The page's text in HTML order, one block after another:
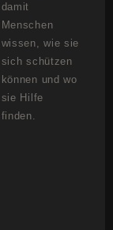
damit
Menschen
wissen, wie sie
sich schützen
können und wo
sie Hilfe
finden.